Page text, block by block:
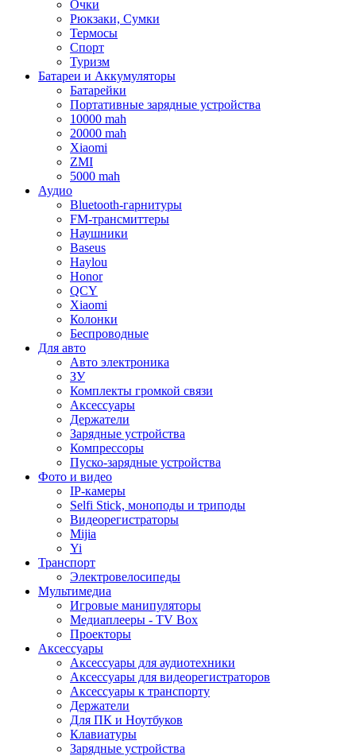
Очки
Рюкзаки, Сумки
Термосы
Спорт
Туризм
Батареи и Аккумуляторы
Батарейки
Портативные зарядные устройства
10000 mah
20000 mah
Xiaomi
ZMI
5000 mah
Аудио
Bluetooth-гарнитуры
FM-трансмиттеры
Наушники
Baseus
Haylou
Honor
QCY
Xiaomi
Колонки
Беспроводные
Для авто
Авто электроника
ЗУ
Комплекты громкой связи
Аксессуары
Держатели
Зарядные устройства
Компрессоры
Пуско-зарядные устройства
Фото и видео
IP-камеры
Selfi Stick, моноподы и триподы
Видеорегистраторы
Mijia
Yi
Транспорт
Электровелосипеды
Мультимедиа
Игровые манипуляторы
Медиаплееры - TV Box
Проекторы
Аксессуары
Аксессуары для аудиотехники
Аксессуары для видеорегистраторов
Аксессуары к транспорту
Держатели
Для ПК и Ноутбуков
Клавиатуры
Зарядные устройства